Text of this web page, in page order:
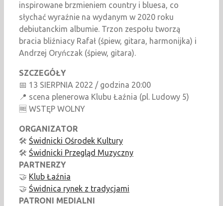
inspirowane brzmieniem country i bluesa, co
słychać wyraźnie na wydanym w 2020 roku
debiutanckim albumie. Trzon zespołu tworzą
bracia bliźniacy Rafał (śpiew, gitara, harmonijka) i
Andrzej Oryńczak (śpiew, gitara).
SZCZEGÓŁY
📅 13 SIERPNIA 2022 / godzina 20:00
📍 scena plenerowa Klubu Łaźnia (pl. Ludowy 5)
🆓 WSTĘP WOLNY
ORGANIZATOR
🛠️ Świdnicki Ośrodek Kultury
🛠️ Świdnicki Przegląd Muzyczny
PARTNERZY
🤝 Klub Łaźnia
🤝 Świdnica rynek z tradycjami
PATRONI MEDIALNI